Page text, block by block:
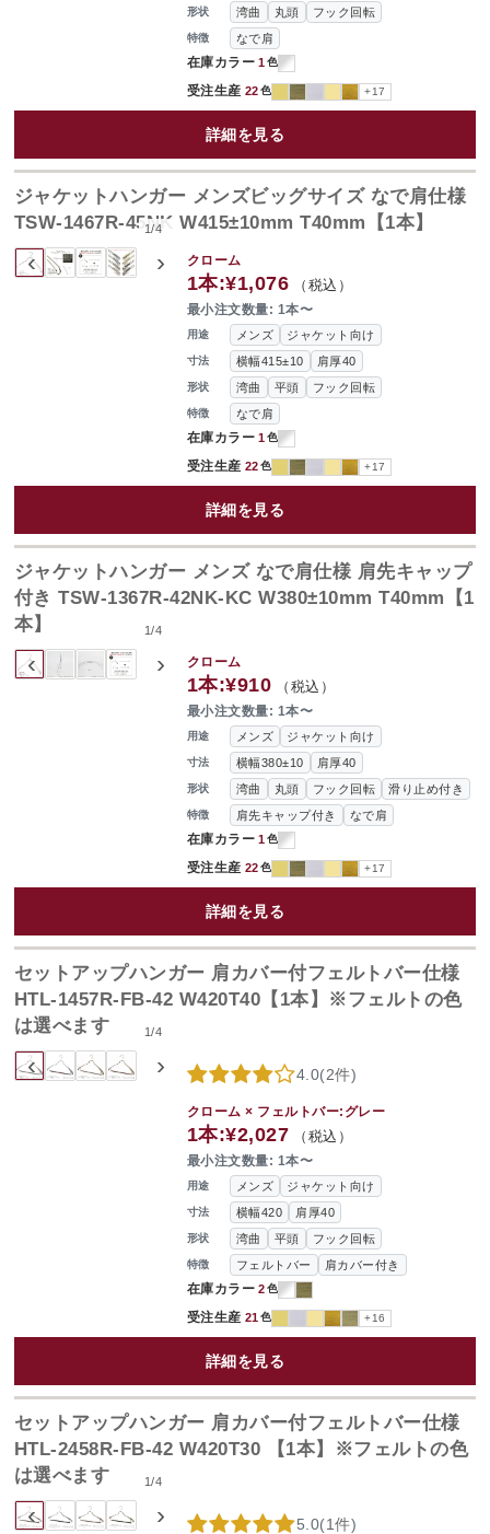
形状 湾曲 丸頭 フック回転
特徴 なで肩
在庫カラー 1色
受注生産 22色 +17
詳細を見る
‹ ›
1/4
ジャケットハンガー メンズビッグサイズ なで肩仕様
TSW-1467R-45NK W415±10mm T40mm【1本】
用途 メンズ ジャケット向け
寸法 横幅415±10 肩厚40
形状 湾曲 平頭 フック回転
特徴 なで肩
在庫カラー 1色
受注生産 22色 +17
クローム
1本:¥1,076 （税込）
最小注文数量: 1本〜
詳細を見る
‹ ›
1/4
ジャケットハンガー メンズ なで肩仕様 肩先キャップ
付き TSW-1367R-42NK-KC W380±10mm T40mm【1
本】
用途 メンズ ジャケット向け
寸法 横幅380±10 肩厚40
形状 湾曲 丸頭 フック回転 滑り止め付き
特徴 肩先キャップ付き なで肩
在庫カラー 1色
受注生産 22色 +17
クローム
1本:¥910 （税込）
最小注文数量: 1本〜
詳細を見る
‹ ›
1/4
セットアップハンガー 肩カバー付フェルトバー仕様
HTL-1457R-FB-42 W420T40【1本】※フェルトの色
は選べます
用途 メンズ ジャケット向け
寸法 横幅420 肩厚40
形状 湾曲 平頭 フック回転
特徴 フェルトバー 肩カバー付き
在庫カラー 2色
受注生産 21色 +16
4.0(2件)
クローム × フェルトバー:グレー
1本:¥2,027 （税込）
最小注文数量: 1本〜
詳細を見る
‹ ›
1/4
セットアップハンガー 肩カバー付フェルトバー仕様
HTL-2458R-FB-42 W420T30 【1本】※フェルトの色
は選べます
5.0(1件)